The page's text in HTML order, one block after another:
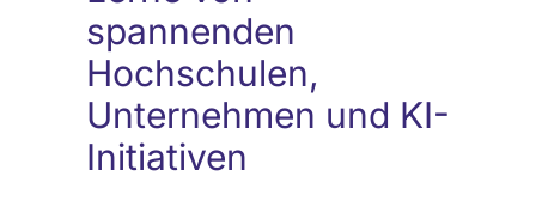
spannenden
Hochschulen,
Unternehmen und KI-
Initiativen